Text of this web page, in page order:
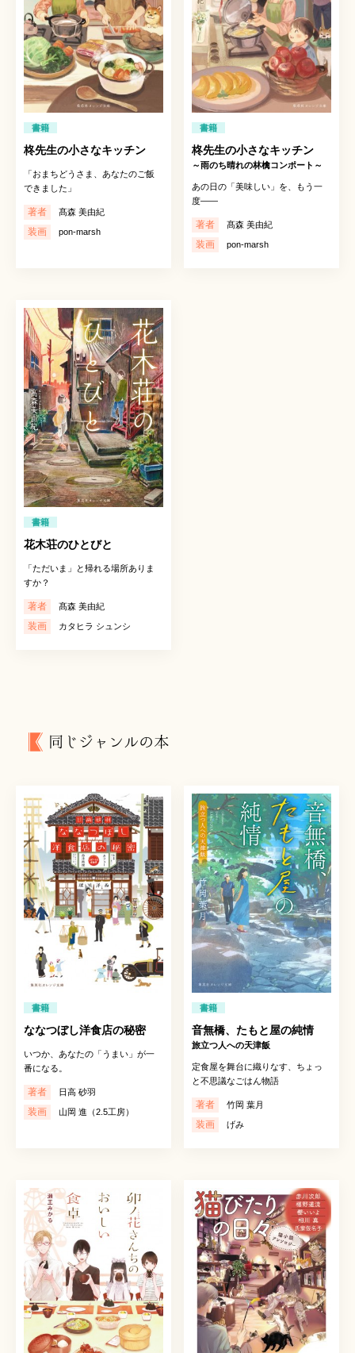
書籍
柊先生の小さなキッチン
「おまちどうさま、あなたのご飯
できました」
著者 髙森 美由紀
装画 pon-marsh
書籍
柊先生の小さなキッチン
～雨のち晴れの林檎コンポート～
あの日の「美味しい」を、もう一
度――
著者 髙森 美由紀
装画 pon-marsh
書籍
花木荘のひとびと
「ただいま」と帰れる場所ありま
すか？
著者 髙森 美由紀
装画 カタヒラ シュンシ
同じジャンルの本
書籍
ななつぼし洋食店の秘密
いつか、あなたの「うまい」が一
番になる。
著者 日高 砂羽
装画 山岡 進（2.5工房）
書籍
音無橋、たもと屋の純情
旅立つ人への天津飯
定食屋を舞台に織りなす、ちょっ
と不思議なごはん物語
著者 竹岡 葉月
装画 げみ